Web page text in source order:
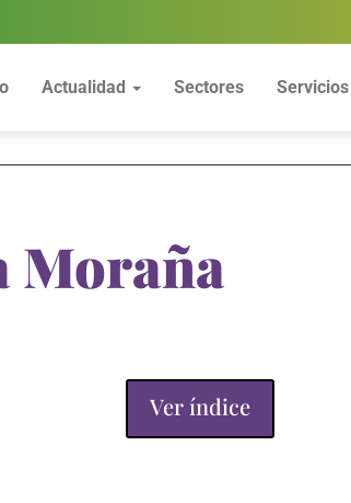
Actualidad Sectores Servicios
Moraña
Ver índice